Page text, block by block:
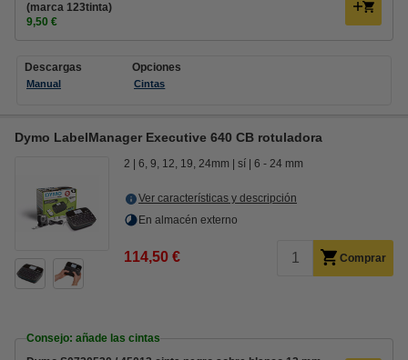
(marca 123tinta)
9,50 €
Descargas
Manual
Opciones
Cintas
Dymo LabelManager Executive 640 CB rotuladora
2 6, 9, 12, 19, 24mm sí 6 - 24 mm
Ver características y descripción
En almacén externo
114,50 € Comprar
Consejo: añade las cintas